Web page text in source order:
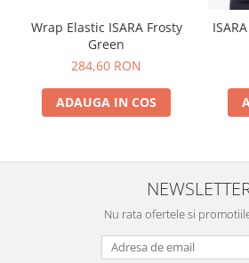
Wrap Elastic ISARA Frosty
Green
284,60 RON
ADAUGA IN COS
Nu rata ofertele si